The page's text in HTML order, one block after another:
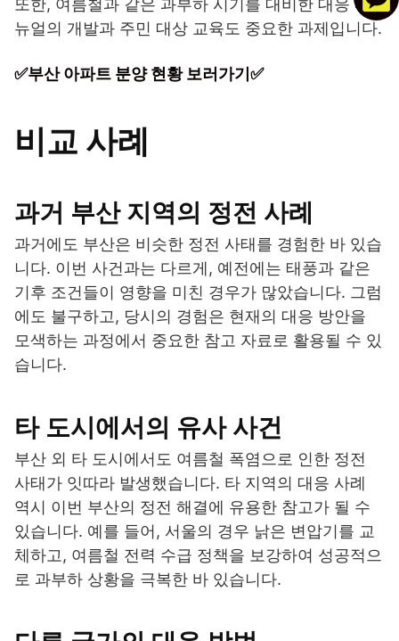
또한, 여름철과 같은 과부하 시기를 대비한 대응 매
뉴얼의 개발과 주민 대상 교육도 중요한 과제입니다.
✅부산 아파트 분양 현황 보러가기✅
비교 사례
과거 부산 지역의 정전 사례
과거에도 부산은 비슷한 정전 사태를 경험한 바 있습
니다. 이번 사건과는 다르게, 예전에는 태풍과 같은
기후 조건들이 영향을 미친 경우가 많았습니다. 그럼
에도 불구하고, 당시의 경험은 현재의 대응 방안을
모색하는 과정에서 중요한 참고 자료로 활용될 수 있
습니다.
타 도시에서의 유사 사건
부산 외 타 도시에서도 여름철 폭염으로 인한 정전
사태가 잇따라 발생했습니다. 타 지역의 대응 사례
역시 이번 부산의 정전 해결에 유용한 참고가 될 수
있습니다. 예를 들어, 서울의 경우 낡은 변압기를 교
체하고, 여름철 전력 수급 정책을 보강하여 성공적으
로 과부하 상황을 극복한 바 있습니다.